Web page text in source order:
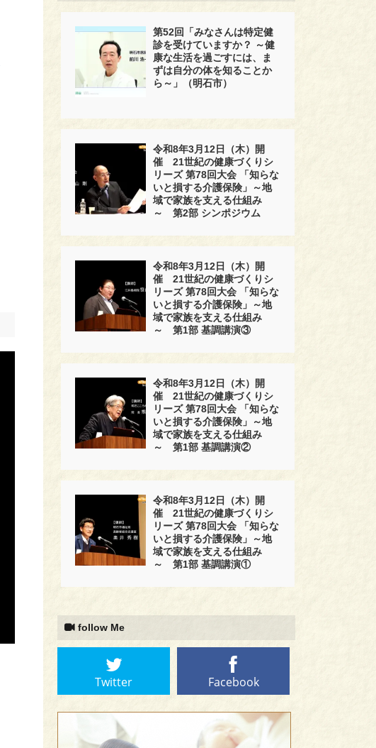
第52回「みなさんは特定健
診を受けていますか？ ～健
康な生活を過ごすには、ま
ずは自分の体を知ることか
ら～」（明石市）
令和8年3月12日（木）開
催 21世紀の健康づくりシ
リーズ 第78回大会 「知らな
いと損する介護保険」～地
域で家族を支える仕組み
～ 第2部 シンポジウム
令和8年3月12日（木）開
催 21世紀の健康づくりシ
リーズ 第78回大会 「知らな
いと損する介護保険」～地
域で家族を支える仕組み
～ 第1部 基調講演③
令和8年3月12日（木）開
催 21世紀の健康づくりシ
リーズ 第78回大会 「知らな
いと損する介護保険」～地
域で家族を支える仕組み
～ 第1部 基調講演②
令和8年3月12日（木）開
催 21世紀の健康づくりシ
リーズ 第78回大会 「知らな
いと損する介護保険」～地
域で家族を支える仕組み
～ 第1部 基調講演①
follow Me
Twitter Facebook